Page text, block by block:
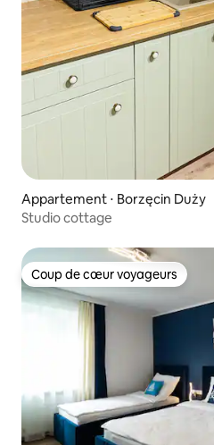
Appartement ⋅ Borzęcin Duży
Studio cottage
Coup de cœur voyageurs
Coup de cœur voyageurs